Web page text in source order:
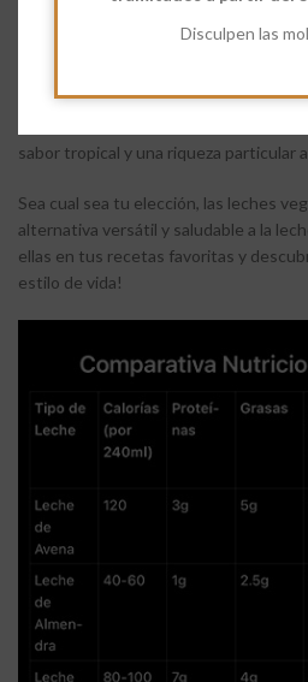
Disculpen las
aquellos que desean reducir calorías.
leche de arroz es una buena opción
sabor tropical y una riqueza particular
Sea cual sea tu elección, las leches
alternativa versátil y saludable a la
ellas en tus recetas favoritas y
estilo de vida!